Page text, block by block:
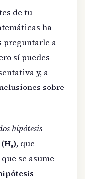
de tu
ha
preguntarle a
sí puedes
y, a
sobre
hipótesis
, que
se asume